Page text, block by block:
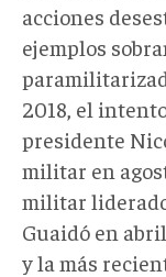
acciones
ejemplos
2018, el
presidente
militar en
militar
Guaidó en
y la más